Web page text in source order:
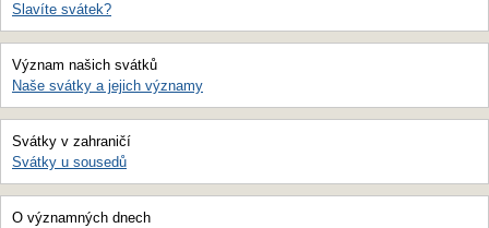
Slavíte svátek?
Význam našich svátků
Naše svátky a jejich významy
Svátky v zahraničí
Svátky u sousedů
O významných dnech